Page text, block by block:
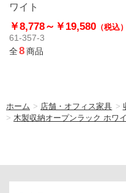
ワイト
￥8,778～ ￥19,580 （税込）
61-357-3
全8商品
ホーム > 店舗・オフィス家具 >
> 木製収納オープンラック ホワ